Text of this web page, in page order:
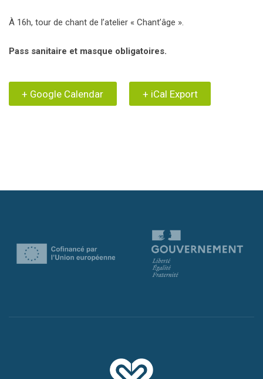
À 16h, tour de chant de l’atelier « Chant’âge ».
Pass sanitaire et masque obligatoires.
+ Google Calendar + iCal Export